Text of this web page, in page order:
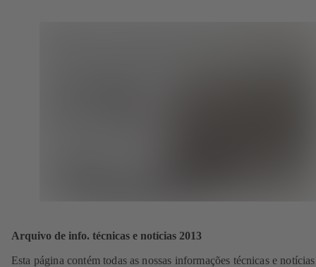
Arquivo de info. técnicas e notícias 2013
Esta página contém todas as nossas informações técnicas e